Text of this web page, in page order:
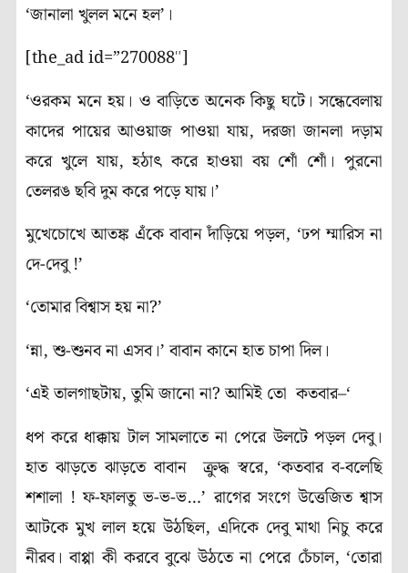
‘জানালা খুলল মনে হল’।
[the_ad id=”270088″]
‘ওরকম মনে হয়। ও বাড়িতে অনেক কিছু ঘটে। সন্ধেবেলায়
কাদের পায়ের আওয়াজ পাওয়া যায়, দরজা জানলা দড়াম
করে খুলে যায়, হঠাৎ করে হাওয়া বয় শোঁ শোঁ। পুরনো
তেলরঙ ছবি দুম করে পড়ে যায়।’
মুখেচোখেআতঙ্কএঁকে বাবান দাঁড়িয়ে পড়ল, ‘ঢপ ম্মারিস না
দে-দেবু !’
‘তোমার বিশ্বাস হয় না?’
‘ন্না, শু-শুনব না এসব।’ বাবান কানে হাত চাপাদিল।
‘এই তালগাছটায়, তুমি জানো না? আমিই তো কতবার–‘
ধপ করে ধাক্কায় টাল সামলাতে না পেরে উলটে পড়ল দেবু।
হাত ঝাড়তে ঝাড়তে বাবান ক্রুদ্ধ স্বরে, ‘কতবার ব-বলেছি
শশালা ! ফ-ফালতু ভ-ভ-ভ…’ রাগেরসংগেউত্তেজিত শ্বাস
আটকে মুখ লাল হয়ে উঠছিল, এদিকে দেবু মাথা নিচু করে
নীরব। বাপ্পা কী করবে বুঝে উঠতে না পেরে চেঁচাল, ‘তোরা